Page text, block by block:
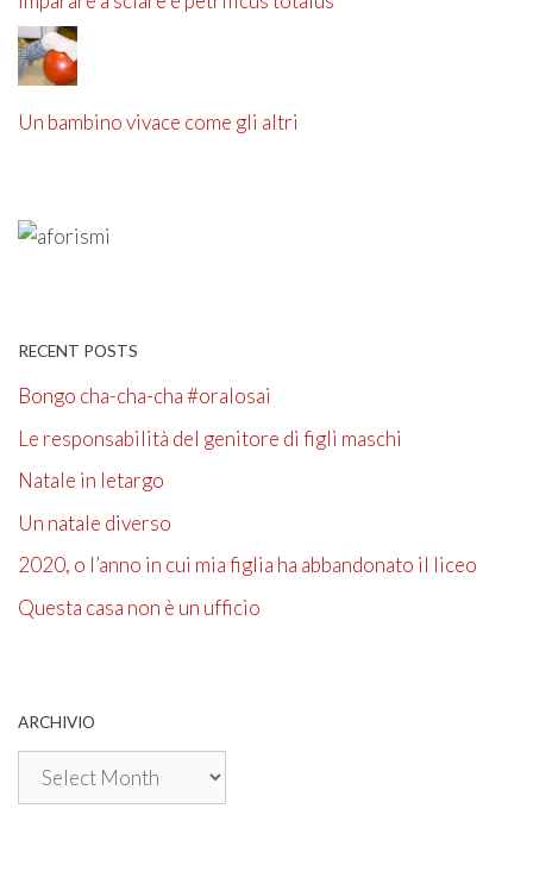
Un bambino vivace come gli altri
RECENT POSTS
Bongo cha-cha-cha #oralosai
Le responsabilità del genitore di figli maschi
Natale in letargo
Un natale diverso
2020, o l’anno in cui mia figlia ha abbandonato il liceo
Questa casa non è un ufficio
ARCHIVIO
Archivio